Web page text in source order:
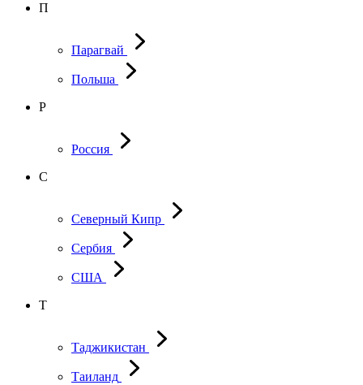
П
Парагвай
Польша
Р
Россия
С
Северный Кипр
Сербия
США
Т
Таджикистан
Таиланд